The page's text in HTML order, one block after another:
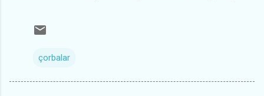
çorbalar